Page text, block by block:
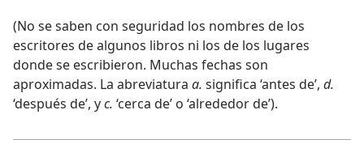
(No se saben con seguridad los nombres de los
escritores de algunos libros ni los de los lugares
donde se escribieron. Muchas fechas son
aproximadas. La abreviatura a. significa ‘antes de’, d.
‘después de’, yc. ‘cerca de’ o ‘alrededor de’).